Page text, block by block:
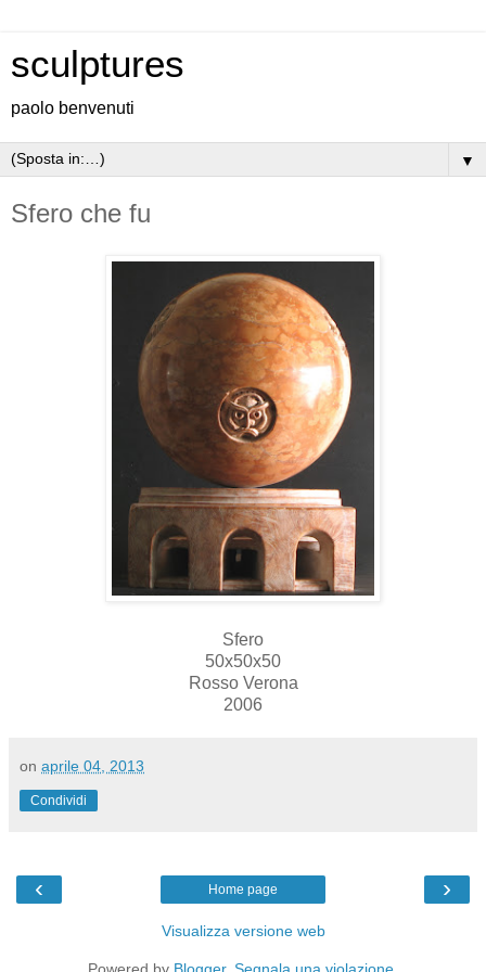
sculptures
paolo benvenuti
▼
Sfero che fu
Sfero
50x50x50
Rosso Verona
2006
on aprile 04, 2013
Condividi
‹ ›
Home page
Visualizza versione web
Powered by Blogger. Segnala una violazione